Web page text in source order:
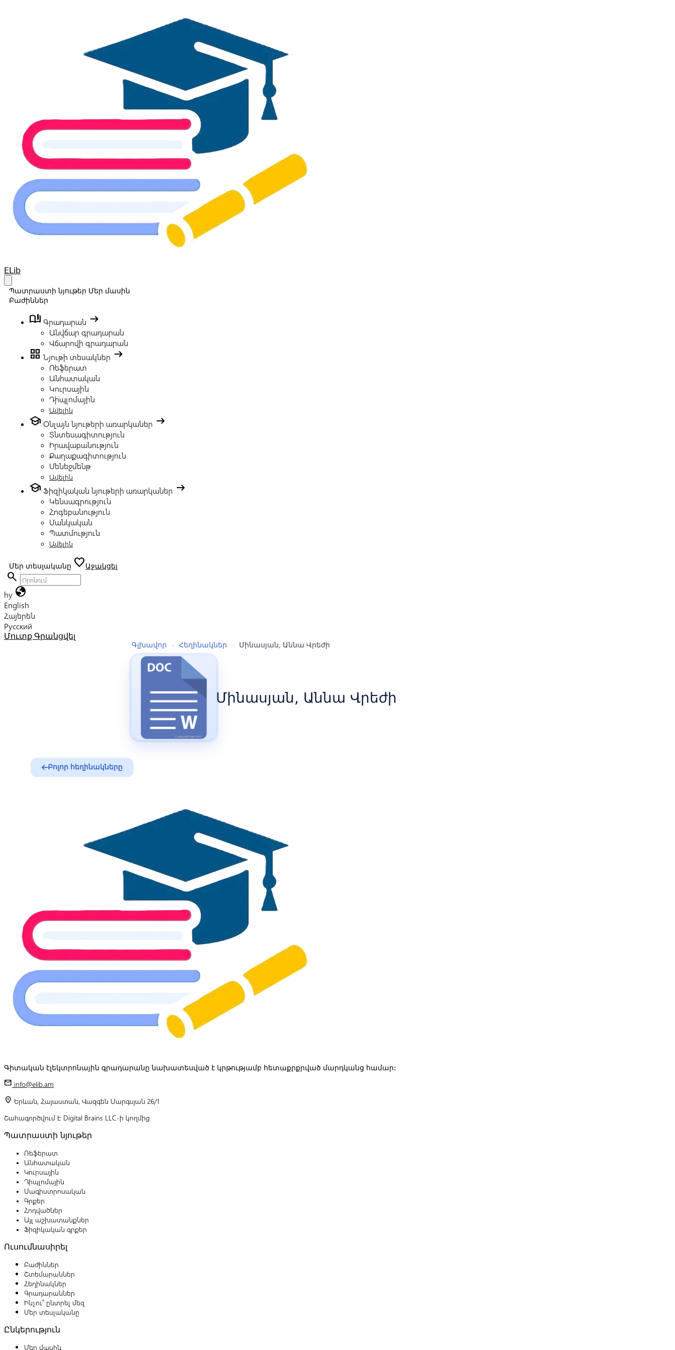
Your Company
ELib
Պատրաստի նյութեր Մեր մասին
Բաժիններ
book_ribbon Գրադարան arrow_right_alt
Անվճար գրադարան
Վճարովի գրադարան
grid_view Նյութի տեսակներ arrow_right_alt
Ռեֆերատ
Անհատական
Կուրսային
Դիպլոմային
Ավելին
school Օնլայն նյութերի առարկաներ arrow_right_alt
Տնտեսագիտություն
Իրավաբանություն
Քաղաքագիտություն
Մենեջմենթ
Ավելին
school Ֆիզիկական նյութերի առարկաներ arrow_right_alt
Կենսագրություն
Հոգեբանություն
Մանկական
Պատմություն
Ավելին
Մեր տեսլականը favoriteԱջակցել
search
hy globe
English
Հայերեն
Русский
Մուտք Գրանցվել
Գլխավոր › Հեղինակներ › Մինասյան, Աննա Վրեժի
Մինասյան, Աննա Վրեժի
Բոլոր հեղինակները
Գիտական էլեկտրոնային գրադարանը նախատեսված է կրթությամբ հետաքրքրված մարդկանց համար:
mail info@elib.am
location_on Երևան, Հայաստան, Վազգեն Սարգսյան 26/1
Շահագործվում է Digital Brains LLC-ի կողմից
Պատրաստի նյութեր
Ռեֆերատ
Անհատական
Կուրսային
Դիպլոմային
Մագիստրոսական
Գրքեր
Հոդվածներ
Այլ աշխատանքներ
Ֆիզիկական գրքեր
Ուսումնասիրել
Բաժիններ
Շտեմարաններ
Հեղինակներ
Գրադարաններ
Ինչու՞ ընտրել մեզ
Մեր տեսլականը
Ընկերություն
Մեր մասին